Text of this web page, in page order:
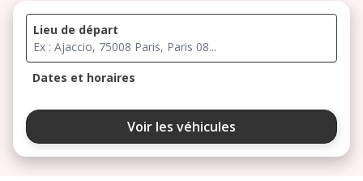
Lieu de départ
Dates et horaires
août 2026
ma me
Voir les véhicules